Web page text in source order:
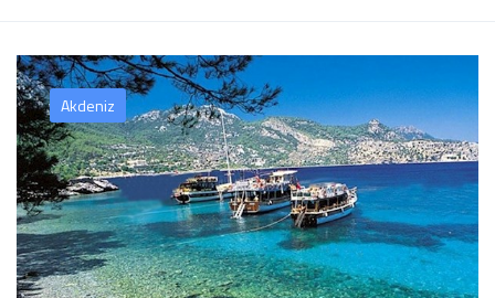
Akdeniz